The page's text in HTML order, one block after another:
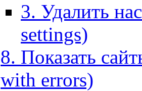
3. Удалить
settings)
8. Показать
with errors)